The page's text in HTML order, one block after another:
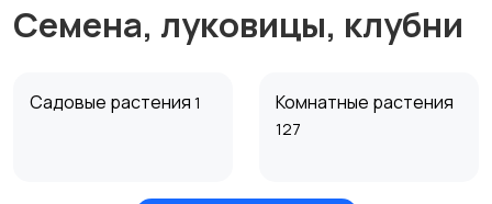
Семена, луковицы, клубни
Садовые растения 1 Комнатные растения
127